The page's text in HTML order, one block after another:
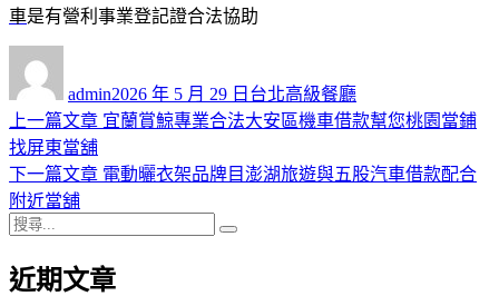
車是有營利事業登記證合法協助
admin佈
日
2026 年 5 月 29 日 類
台北高級餐廳
文
章
導
覽
上一篇文章 上
篇
宜蘭賞鯨專業合法大安區機車借款幫您桃園當鋪
找屏東當舖
下一篇文章 下
章:
電動曬衣架品牌目澎湖旅遊與五股汽車借款配合
附近當舖
搜
關
近期文章